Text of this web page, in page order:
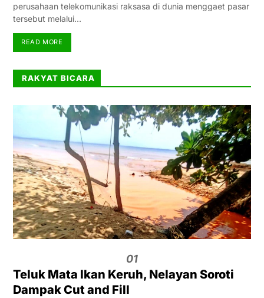
perusahaan telekomunikasi raksasa di dunia menggaet pasar
tersebut melalui…
READ MORE
RAKYAT BICARA
01
Teluk Mata Ikan Keruh, Nelayan Soroti
Dampak Cut and Fill